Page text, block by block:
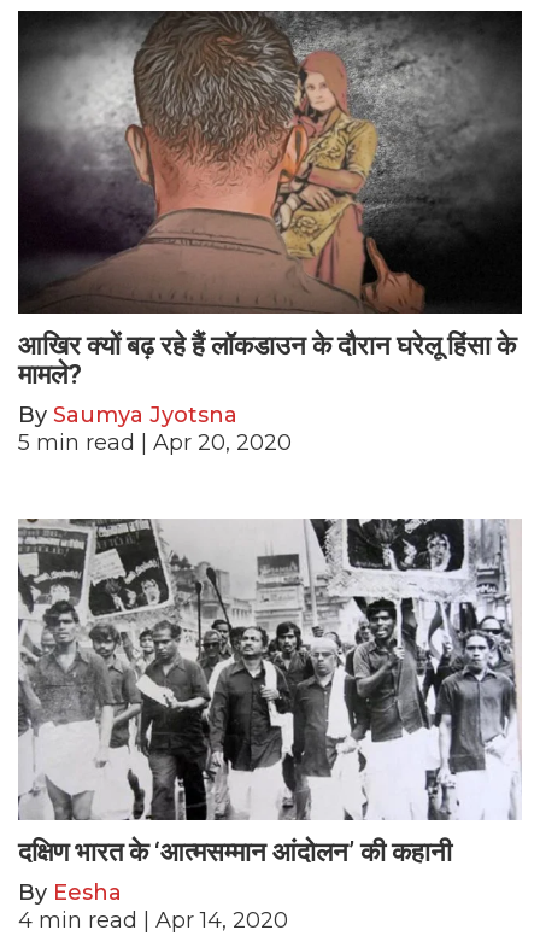
आखिर क्यों बढ़ रहे हैं लॉकडाउन के दौरान घरेलू हिंसा के
मामले?
By Saumya Jyotsna
5 min read | Apr 20, 2020
दक्षिण भारत के ‘आत्मसम्मान आंदोलन’ की कहानी
By Eesha
4 min read | Apr 14, 2020